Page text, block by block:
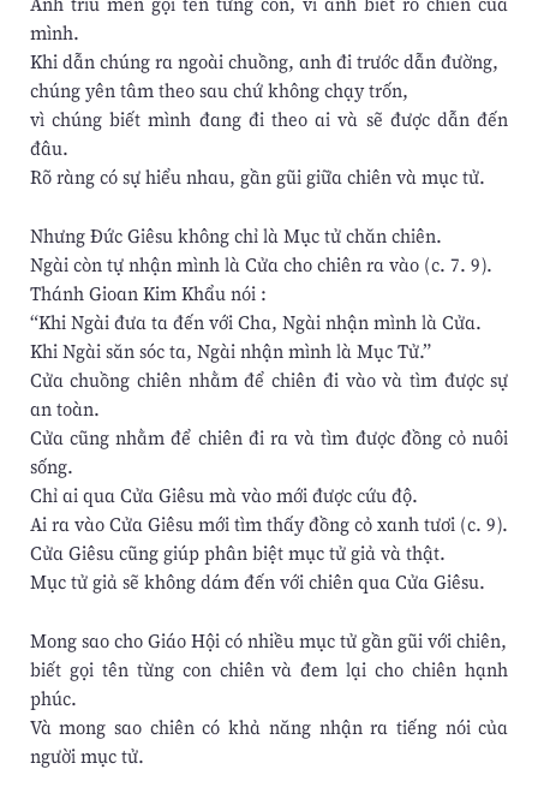
mình.
Khi dẫn chúng ra ngoài chuồng, anh đi trước dẫn đường,
chúng yên tâm theo sau chứ không chạy trốn,
vì chúng biết mình đang đi theo ai và sẽ được dẫn đến
đâu.
Rõ ràng có sự hiểu nhau, gần gũi giữa chiên và mục tử.
Nhưng Đức Giêsu không chỉ là Mục tử chăn chiên.
Ngài còn tự nhận mình là Cửa cho chiên ra vào (c. 7. 9).
Thánh Gioan Kim Khẩu nói :
“Khi Ngài đưa ta đến với Cha, Ngài nhận mình là Cửa.
Khi Ngài săn sóc ta, Ngài nhận mình là Mục Tử.”
Cửa chuồng chiên nhằm để chiên đi vào và tìm được sự
an toàn.
Cửa cũng nhằm để chiên đi ra và tìm được đồng cỏ nuôi
sống.
Chỉ ai qua Cửa Giêsu mà vào mới được cứu độ.
Ai ra vào Cửa Giêsu mới tìm thấy đồng cỏ xanh tươi (c. 9).
Cửa Giêsu cũng giúp phân biệt mục tử giả và thật.
Mục tử giả sẽ không dám đến với chiên qua Cửa Giêsu.
Mong sao cho Giáo Hội có nhiều mục tử gần gũi với chiên,
biết gọi tên từng con chiên và đem lại cho chiên hạnh
phúc.
Và mong sao chiên có khả năng nhận ra tiếng nói của
người mục tử.